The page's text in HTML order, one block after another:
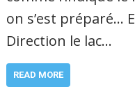
on s’est préparé…
Direction le lac…
READ MORE